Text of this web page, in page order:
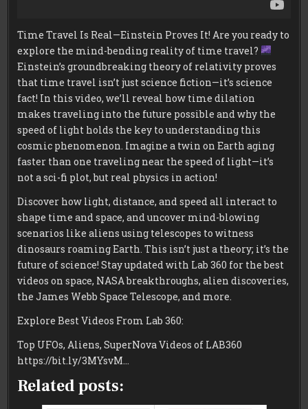
Time Travel Is Real—Einstein Proves It! Are you ready to
explore the mind-bending reality of time travel?
Einstein’s groundbreaking theory of relativity proves
that time travel isn’t just science fiction—it’s science
fact! In this video, we’ll reveal how time dilation
makes traveling into the future possible and why the
speed of light holds the key to understanding this
cosmic phenomenon. Imagine a twin on Earth aging
faster than one traveling near the speed of light—it’s
not a sci-fi plot, but real physics in action!
Discover how light, distance, and speed all interact to
shape time and space, and uncover mind-blowing
scenarios like aliens using telescopes to witness
dinosaurs roaming Earth. This isn’t just a theory; it’s the
future of science! Stay updated with Lab 360 for the best
videos on space, NASA breakthroughs, alien discoveries,
the James Webb Space Telescope, and more.
Explore Best Videos From Lab 360:
Top UFOs, Aliens, SuperNova Videos of LAB360
https://bit.ly/3MYsvM…
Related posts: